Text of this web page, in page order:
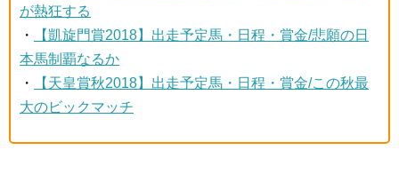
が熱狂する
・
【凱旋門賞2018】出走予定馬・日程・賞金/悲願の日
本馬制覇なるか
・
【天皇賞秋2018】出走予定馬・日程・賞金/この秋最
大のビックマッチ